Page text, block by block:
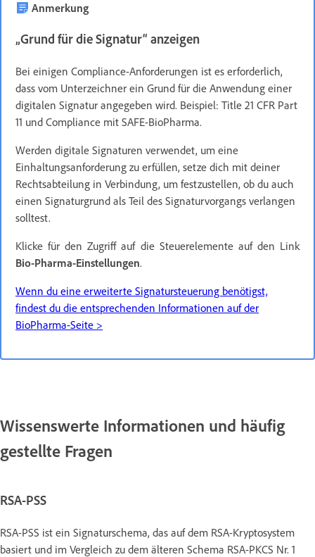
Anmerkung
„Grund für die Signatur“ anzeigen
Bei einigen Compliance-Anforderungen ist es erforderlich,
dass vom Unterzeichner ein Grund für die Anwendung einer
digitalen Signatur angegeben wird. Beispiel: Title 21 CFR Part
11 und Compliance mit SAFE-BioPharma.
Werden digitale Signaturen verwendet, um eine
Einhaltungsanforderung zu erfüllen, setze dich mit deiner
Rechtsabteilung in Verbindung, um festzustellen, ob du auch
einen Signaturgrund als Teil des Signaturvorgangs verlangen
solltest.
Klicke für den Zugriff auf die Steuerelemente auf den Link
Bio-Pharma-Einstellungen.
Wenn du eine erweiterte Signatursteuerung benötigst,
findest du die entsprechenden Informationen auf der
BioPharma-Seite >
Wissenswerte Informationen und häufig
gestellte Fragen
RSA-PSS
RSA-PSS ist ein Signaturschema, das auf dem RSA-Kryptosystem
basiert und im Vergleich zu dem älteren Schema RSA-PKCS Nr. 1